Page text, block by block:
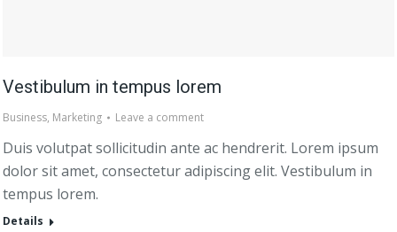
Vestibulum in tempus lorem
Business, Marketing Leave a comment
Duis volutpat sollicitudin ante ac hendrerit. Lorem ipsum
dolor sit amet, consectetur adipiscing elit. Vestibulum in
tempus lorem.
Details